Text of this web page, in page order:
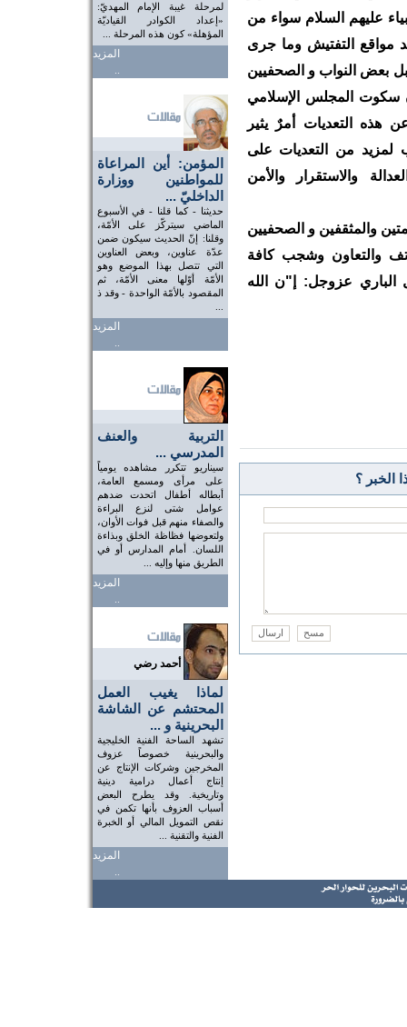
لمرحلة غيبة الإمام المهديّ:
«إعداد الكوادر القياديّة
المؤهلة» كون هذه المرحلة ...
المزيد
..
المؤمن: أين المراعاة
للمواطنين ووزارة
الداخليّ ...
حديثنا - كما قلنا - في الأسبوع
الماضي سيتركّز على الأمّة،
وقلنا: إنّ الحديث سيكون ضمن
عدّة عناوين، وبعض العناوين
التي تتصل بهذا الموضع وهو
الأمّة أوّلها معنى الأمّة، ثم
المقصود بالأمّة الواحدة - وقد ذ
المزيد
..
التربية والعنف
المدرسي ...
سيناريو تتكرر مشاهده يومياً
على مرأى ومسمع العامة،
أبطاله أطفال اتحدت ضدهم
عوامل شتى لنزع البراءة
والصفاء منهم قبل فوات الأوان،
ولتعوضها فظاظة الخلق وبذاءة
اللسان. أمام المدارس أو في
الطريق منها وإليه ...
المزيد
..
أحمد رضي
لماذا يغيب العمل
المحتشم عن الشاشة
البحرينية و ...
تشهد الساحة الفنية الخليجية
والبحرينية خصوصاً عزوف
المخرجين وشركات الإنتاج عن
إنتاج أعمال درامية دينية
وتاريخية. وقد يطرح البعض
أسباب العزوف بأنها تكمن في
نقص التمويل المالي أو الخبرة
الفنية والتقنية ...
المزيد
..
عليهم السلام سواء من
مواقع التفتيش وما جرى
بعض النواب و الصحفيين
سكوت المجلس الإسلامي
هذه التعديات أمرٌ يثير
لمزيد من التعديات على
والاستقرار والأمن
والمثقفين و الصحفيين
والتعاون وشجب كافة
الباري عزوجل: إ"ن الله
الخبر ؟